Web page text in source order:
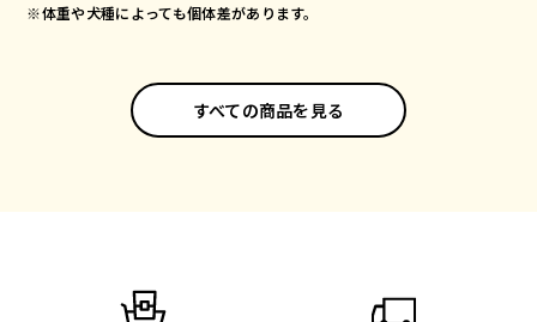
※体重や犬種によっても個体差があります。
すべての商品を見る